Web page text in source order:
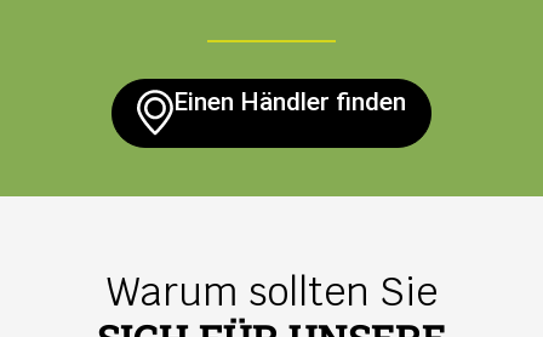
Einen Händler finden
Warum sollten Sie